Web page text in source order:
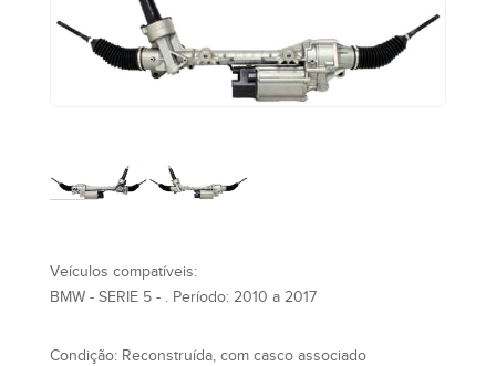
Veículos compatíveis:
BMW - SERIE 5 - . Período: 2010 a 2017
Condição: Reconstruída, com casco associado